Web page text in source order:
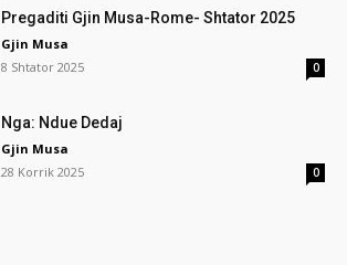
Pregaditi Gjin Musa-Rome- Shtator 2025
Gjin Musa
8 Shtator 2025
0
Nga: Ndue Dedaj
Gjin Musa
28 Korrik 2025
0